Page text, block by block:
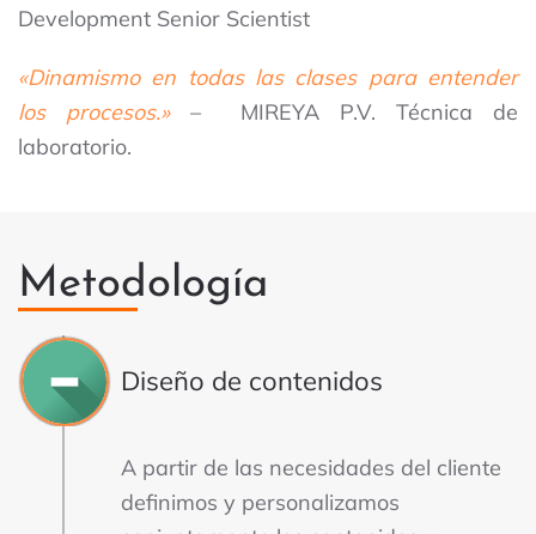
Development Senior Scientist
«Dinamismo en todas las clases para entender
los procesos.»– MIREYA P.V. Técnica de
laboratorio.
Metodología
Diseño de contenidos
A partir de las necesidades del cliente
definimos y personalizamos